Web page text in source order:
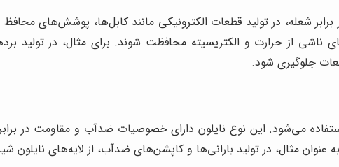
شعله، در تولید قطعات الکترونیکی مانند کابل‌ها، پوشش‌های
ناشی از حرارت و الکتریسیته محافظت شوند. برای مثال، در تولید
جلوگیری شود.
می‌شود. این نوع نایلون دارای خصوصیات ضدآب و مقاومت در
مثال، در تولید بارانی‌ها و کاپشن‌های ضدآب، از لایه‌های